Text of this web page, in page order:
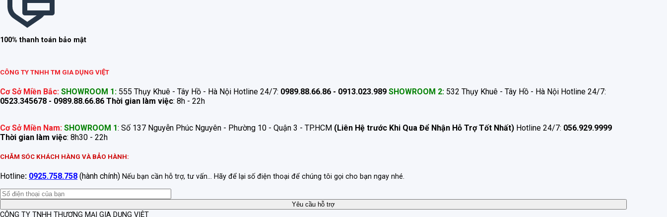
100% thanh toán bảo mật
CÔNG TY TNHH TM GIA DỤNG VIỆT
Cơ Sở Miền Bắc: SHOWROOM 1: 555 Thụy Khuê - Tây Hồ - Hà Nội Hotline 24/7: 0989.88.66.86 - 0913.023.989 SHOWROOM 2: 532 Thụy Khuê - Tây Hồ - Hà Nội Hotline 24/7:
0523.345678 - 0989.88.66.86 Thời gian làm việc: 8h - 22h
Cơ Sở Miền Nam: SHOWROOM 1: Số 137 Nguyễn Phúc Nguyên - Phường 10 - Quận 3 - TP.HCM (Liên Hệ trước Khi Qua Để Nhận Hỗ Trợ Tốt Nhất) Hotline 24/7: 056.929.9999
Thời gian làm việc: 8h30 - 22h
CHĂM SÓC KHÁCH HÀNG VÀ BẢO HÀNH:
Hotline: 0925.758.758 (hành chính) Nếu bạn cần hỗ trợ, tư vấn... Hãy để lại số điện thoại để chúng tôi gọi cho bạn ngay nhé.
CÔNG TY TNHH THƯƠNG MẠI GIA DỤNG VIỆT